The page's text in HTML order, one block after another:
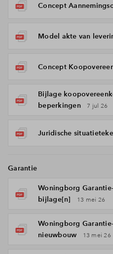
Concept
Model akte van
Concept
Bijlage
beperkingen
7 jul 26
Juridische
Garantie
Woningborg
bijlage[n]
13 mei 26
Woningborg
nieuwbouw
13 mei 26